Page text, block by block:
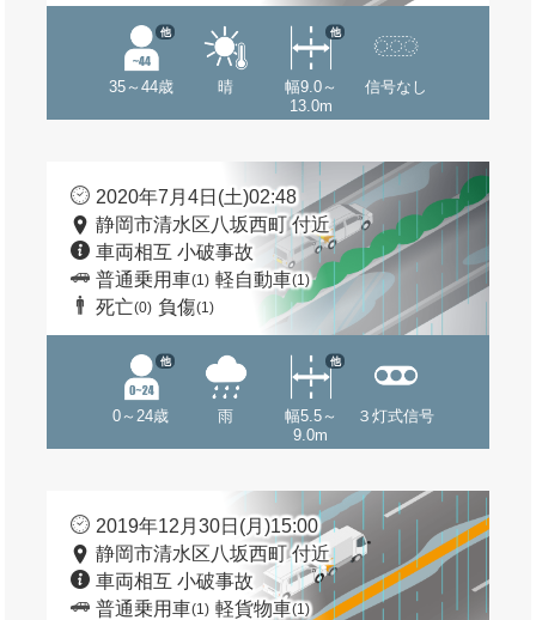
35～44歳
他
晴
幅9.0～
13.0m
他
信号なし
2020年7月4日(土)02:48
静岡市清水区八坂西町 付近
車両相互 小破事故
普通乗用車(1) 軽自動車(1)
死亡(0) 負傷(1)
0～24歳
他
雨
幅5.5～
9.0m
他
３灯式信号
2019年12月30日(月)15:00
静岡市清水区八坂西町 付近
車両相互 小破事故
普通乗用車(1) 軽貨物車(1)